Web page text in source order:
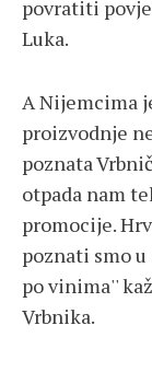
povratiti
Luka.
A Nijemcima
proizvodnje
poznata
otpada nam
promocije.
poznati smo
po vinima''
Vrbnika.